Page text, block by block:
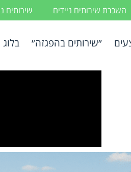
השכרת שירותים ניידים שירותים
״שירותים בהפגזה״